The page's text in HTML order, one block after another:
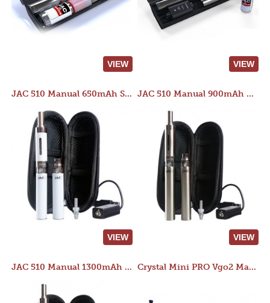
VIEW VIEW
JAC 510 Manual 650mAh Starter Kit
VIEW
JAC 510 Manual 900mAh Starter Kit
VIEW
JAC 510 Manual 1300mAh Starter Kit Crystal Mini PRO Vgo2 Manual 400mAh Kit